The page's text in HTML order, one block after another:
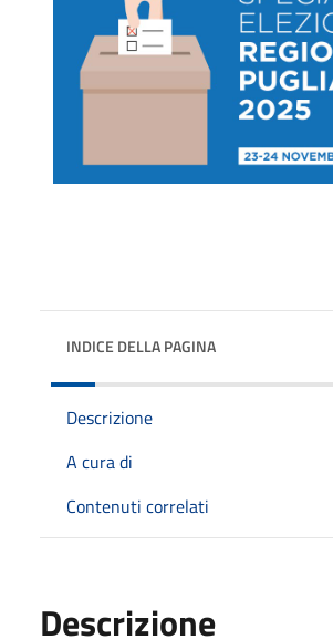
INDICE DELLA PAGINA
Descrizione
A cura di
Contenuti correlati
Descrizione